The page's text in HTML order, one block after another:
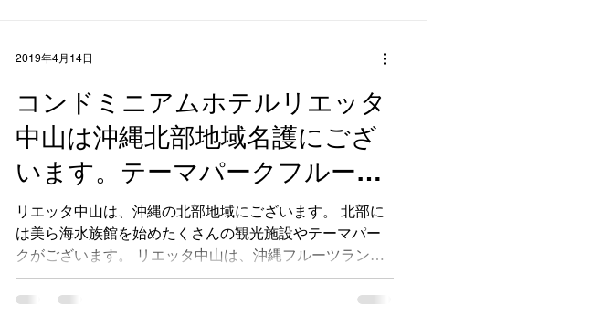
コンドミニアムホテルリエッタ
中山は沖縄北部地域名護にござ
います。テーマパークフルーツ
ランドに隣接しており、２つだ
けのトロピカル王国物語のコン
セプトルームがございます。イ
ンテリアはまるで絵本の世界で
リエッタ中山は、沖縄の北部地域にございます。 北部に
は美ら海水族館を始めたくさんの観光施設やテーマパー
クがございます。 リエッタ中山は、沖縄フルーツランド
と隣接しているのですが・・・、 実は、２つだけの秘密
のお部屋がございます。...
2019年4月14日